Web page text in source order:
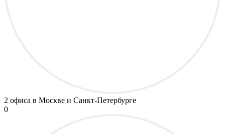
2 офиса в Москве и Санкт-Петербурге
0